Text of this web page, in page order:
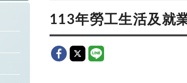
113年勞工生活及就